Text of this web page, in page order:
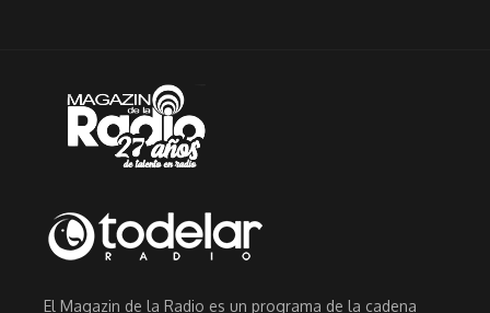
El Magazin de la Radio es un programa de la cadena